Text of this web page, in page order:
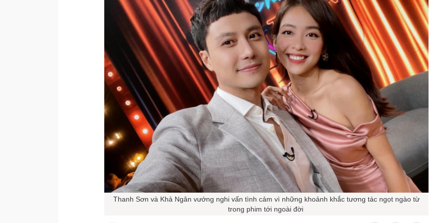
Thanh Sơn và Khả Ngân vướng nghi vấn tình cảm vì những khoảnh khắc tương tác ngọt ngào từ
trong phim tới ngoài đời